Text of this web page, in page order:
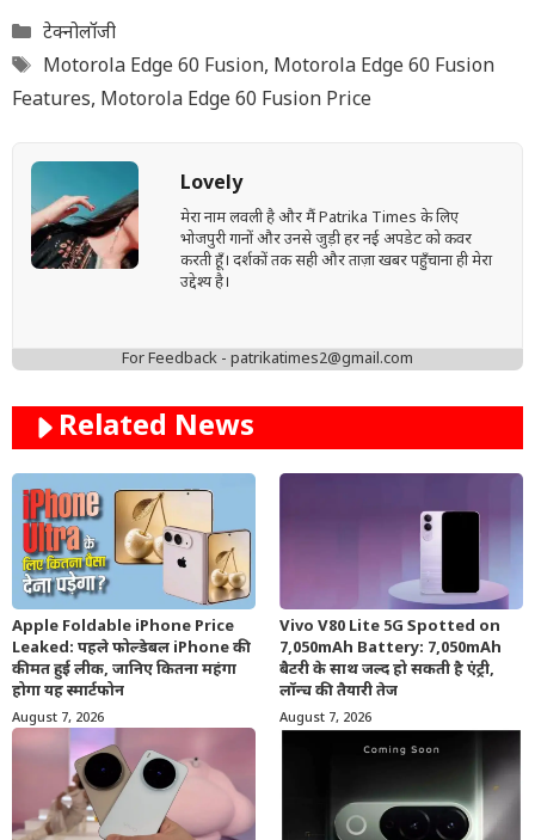
Categories
टेक्नोलॉजी
Tags
Motorola Edge 60 Fusion, Motorola Edge 60 Fusion
Features, Motorola Edge 60 Fusion Price
Lovely
मेरा नाम लवली है और मैं Patrika Times के लिए
भोजपुरी गानों और उनसे जुड़ी हर नई अपडेट को कवर
करती हूँ। दर्शकों तक सही और ताज़ा खबर पहुँचाना ही मेरा
उद्देश्य है।
For Feedback - patrikatimes2@gmail.com
Related News
Apple Foldable iPhone Price
Leaked: पहले फोल्डेबल iPhone की
कीमत हुई लीक, जानिए कितना महंगा
होगा यह स्मार्टफोन
August 7, 2026
Vivo V80 Lite 5G Spotted on
7,050mAh Battery: 7,050mAh
बैटरी के साथ जल्द हो सकती है एंट्री,
लॉन्च की तैयारी तेज
August 7, 2026